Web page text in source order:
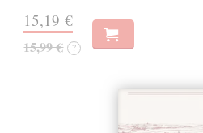
15,19 €
15,99 € ?